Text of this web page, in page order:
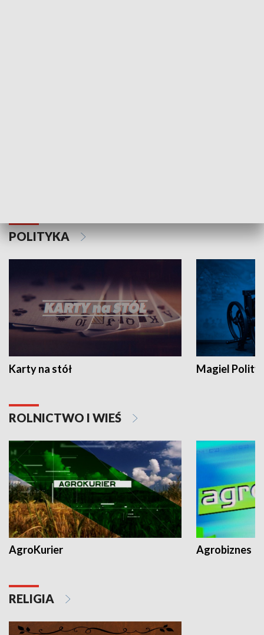
POLITYKA
Karty na stół Magiel
ROLNICTWO I WIEŚ
AgroKurier Agrobiznes
RELIGIA